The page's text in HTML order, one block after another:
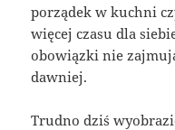
porządek w kuchni
więcej czasu dla
obowiązki nie
dawniej.
Trudno dziś